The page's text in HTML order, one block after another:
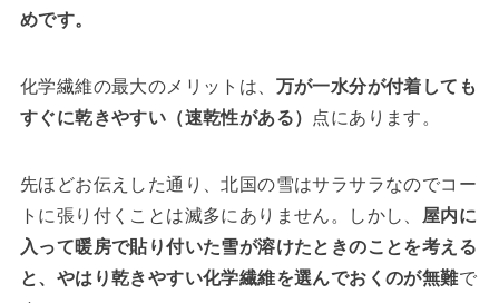
めです。
化学繊維の最大のメリットは、 万が一水分が付着しても
すぐに乾きやすい（速乾性がある） 点にあります。
先ほどお伝えした通り、北国の雪はサラサラなのでコー
トに張り付くことは滅多にありません。しかし、 屋内に
入って暖房で貼り付いた雪が溶けたときのことを考える
と、やはり乾きやすい化学繊維を選んでおくのが無難で